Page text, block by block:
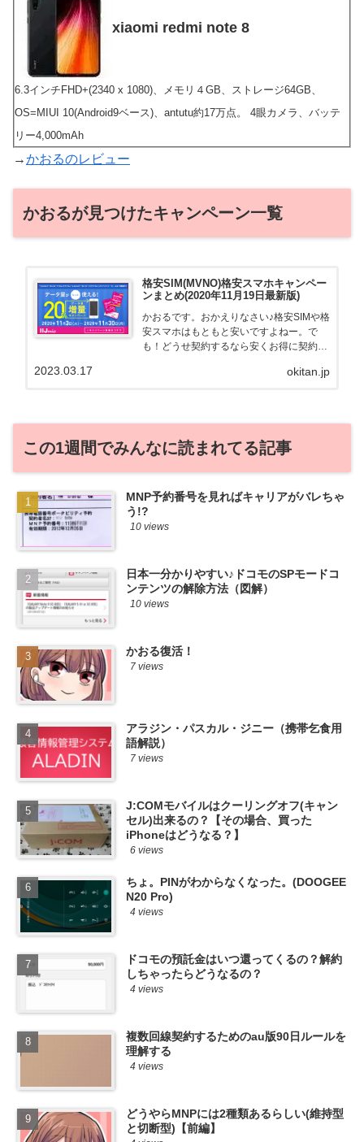
xiaomi redmi note 8
6.3インチFHD+(2340 x 1080)、メモリ４GB、ストレージ64GB、
OS=MIUI 10(Android9ベース)、antutu約17万点。 4眼カメラ、バッテ
リー4,000mAh
→かおるのレビュー
かおるが見つけたキャンペーン一覧
格安SIM(MVNO)格安スマホキャンペー
ンまとめ(2020年11月19日最新版)
かおるです。おかえりなさい♪格安SIMや格
安スマホはもともと安いですよねー。で
も！どうせ契約するなら安くお得に契約し
る自身も、そういう案件を常に狙ってます
okitan.jp
2023.03.17
この1週間でみんなに読まれてる記事
MNP予約番号を見ればキャリアがバレちゃ
う!?
10 views
日本一分かりやすい♪ドコモのSPモードコ
ンテンツの解除方法（図解）
10 views
かおる復活！
7 views
アラジン・パスカル・ジニー（携帯乞食用
語解説）
7 views
J:COMモバイルはクーリングオフ(キャン
セル)出来るの？【その場合、買った
iPhoneはどうなる？】
6 views
ちょ。PINがわからなくなった。(DOOGEE
N20 Pro)
4 views
ドコモの預託金はいつ還ってくるの？解約
しちゃったらどうなるの？
4 views
複数回線契約するためのau版90日ルールを
理解する
4 views
どうやらMNPには2種類あるらしい(維持型
と切断型)【前編】